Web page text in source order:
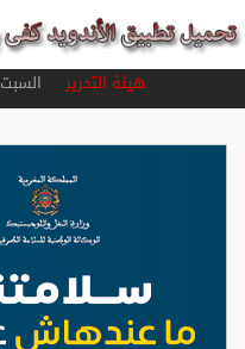
هيئة التحريرالسبت 08 غشت 2026 العدد : 5492